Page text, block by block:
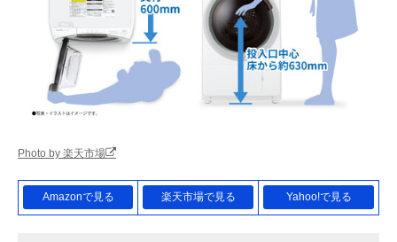
Photo by 楽天市場
Amazonで見る 楽天市場で見る Yahoo!で見る